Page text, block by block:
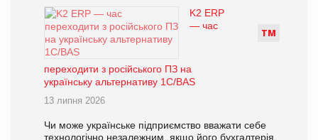
ТМ
K2 ERP
— час
переходити з російського ПЗ на
українську альтернативу 1С/BAS
13 липня 2026
Чи може українське підприємство вважати себе
технологічно незалежним, якщо його бухгалтерія,